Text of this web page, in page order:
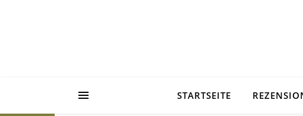
STARTSEITE